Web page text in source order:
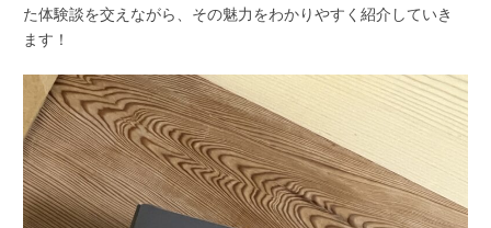
た体験談を交えながら、その魅力をわかりやすく紹介していき
ます！